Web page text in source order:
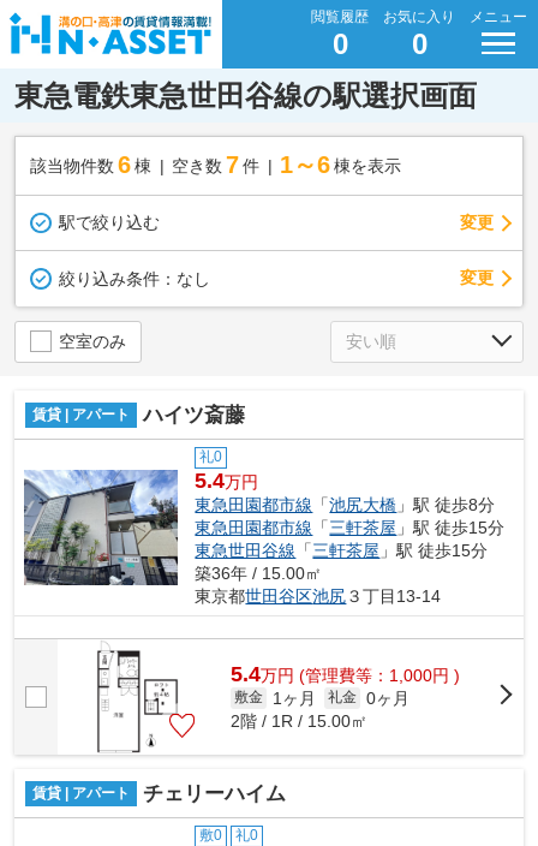
閲覧履歴
0
お気に入り
0
メニュー
東急電鉄東急世田谷線の駅選択画面
該当物件数 6棟 空き数 7 件 1～6 棟を表示
駅で絞り込む 変更
絞り込み条件： なし 変更
空室のみ
賃貸 | アパート ハイツ斎藤
礼0
5.4万円
東急田園都市線 「池尻大橋 」駅 徒歩8分
東急田園都市線 「三軒茶屋 」駅 徒歩15分
東急世田谷線 「三軒茶屋 」駅 徒歩15分
築36年 / 15.00㎡
東京都世田谷区池尻３丁目13-14
5.4万円 (管理費等：1,000円 )
敷金 1ヶ月 礼金 0ヶ月
2階 / 1R / 15.00㎡
賃貸 | アパート チェリーハイム
敷0 礼0